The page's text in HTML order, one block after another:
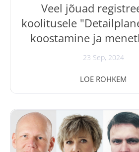
Veel jõuad
koolitusele
koostamine ja
23 Sep, 2024
Koolitus " Detailplaneeringute
koolitusel detailse
detailplaneeringutest ja nende
Koolitusele on oodatud: riigi-
omavalitsuste ametnikud ,
LOE ROHKEM